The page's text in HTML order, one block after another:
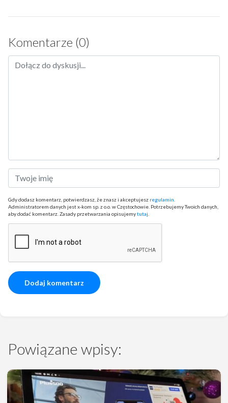
Komentarze (0)
Gdy dodasz komentarz, potwierdzasz, że znasz i akceptujesz regulamin
Administratorem danych jest x-kom sp. z o.o. w Częstochowie. Potrzebujemy Twoich danych,
aby dodać komentarz. Zasady przetwarzania opisujemytutaj
Powiązane wpisy: